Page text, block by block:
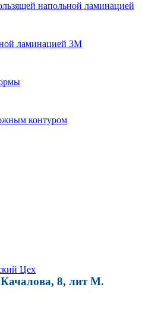
напольной ламинацией
ламинацией 3М
контуром
8, лит М.